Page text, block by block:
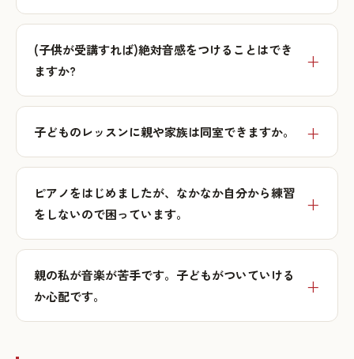
(子供が受講すれば)絶対音感をつけることはでき
ますか?
子どものレッスンに親や家族は同室できますか。
ピアノをはじめましたが、なかなか自分から練習
をしないので困っています。
親の私が音楽が苦手です。子どもがついていける
か心配です。